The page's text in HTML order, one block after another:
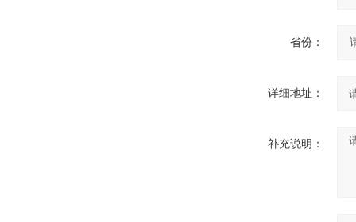
省份：
详细地址：
补充说明：